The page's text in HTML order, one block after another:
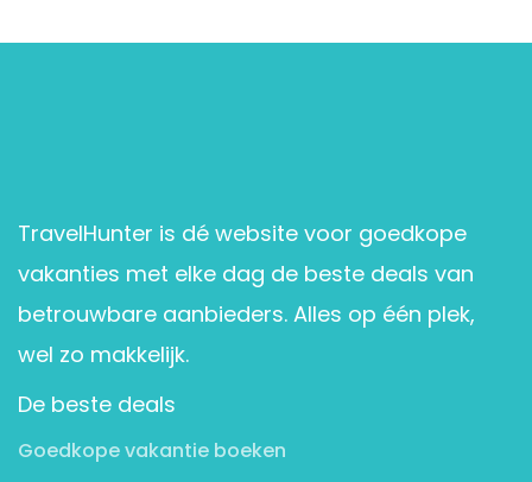
TravelHunter is dé website voor goedkope
vakanties met elke dag de beste deals van
betrouwbare aanbieders. Alles op één plek,
wel zo makkelijk.
De beste deals
Goedkope vakantie boeken